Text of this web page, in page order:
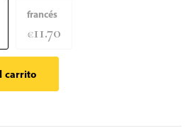
francés
€11.70
carrito